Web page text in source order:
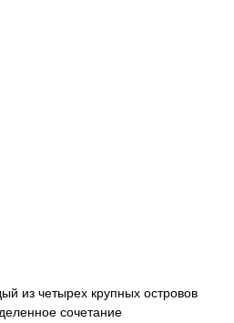
из четырех крупных островов
сочетание